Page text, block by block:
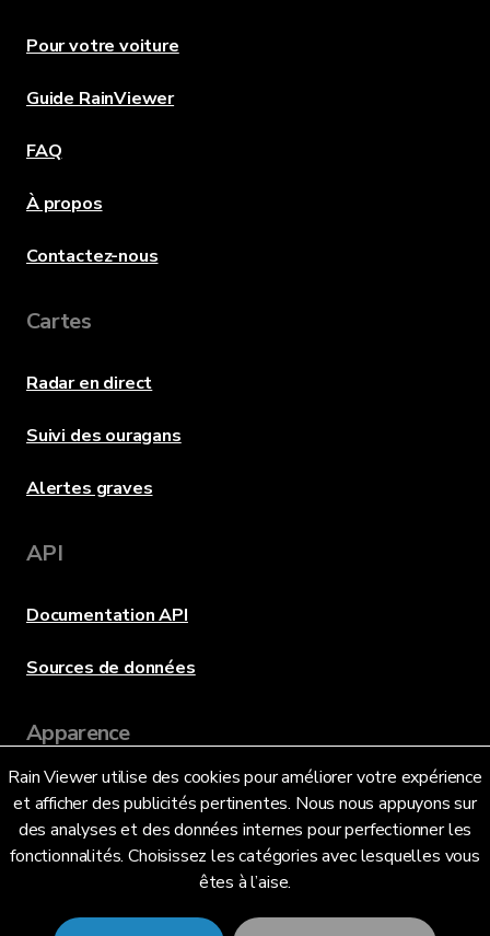
Rain Viewer utilise des cookies pour améliorer votre expérience
et afficher des publicités pertinentes. Nous nous appuyons sur
des analyses et des données internes pour perfectionner les
fonctionnalités. Choisissez les catégories avec lesquelles vous
êtes à l’aise.
Pour votre voiture
Guide RainViewer
FAQ
À propos
Contactez-nous
Cartes
Radar en direct
Suivi des ouragans
Alertes graves
API
Documentation API
Sources de données
Apparence
Langue